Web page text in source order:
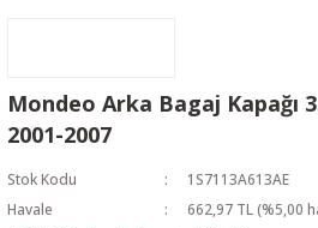
Mondeo Arka Bagaj Kapağı
2001-2007
Stok Kodu
1S7113A613AE
Havale
662,97 TL (%5,00